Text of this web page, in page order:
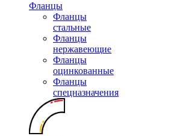
Фланцы
Фланцы
стальные
Фланцы
нержавеющие
Фланцы
оцинкованные
Фланцы
спецназначения